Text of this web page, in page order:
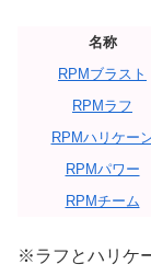
名称
RPMブラスト
RPMラフ
RPMハリケー
RPMパワー
RPMチーム
※ラフとハリケ